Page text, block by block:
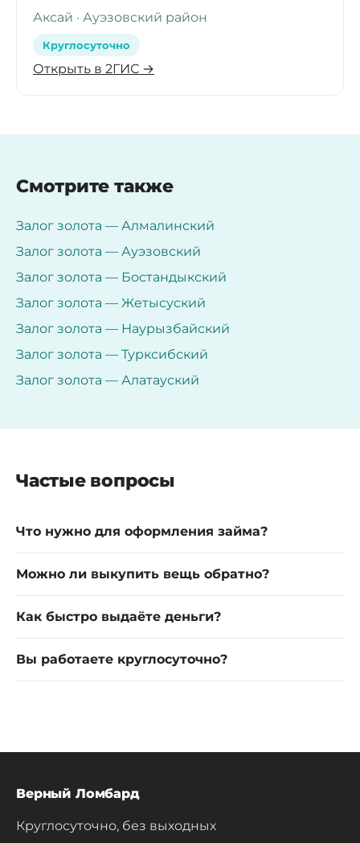
Аксай · Ауэзовский район
Круглосуточно
Открыть в 2ГИС →
Смотрите также
Залог золота — Алмалинский
Залог золота — Ауэзовский
Залог золота — Бостандыкский
Залог золота — Жетысуский
Залог золота — Наурызбайский
Залог золота — Турксибский
Залог золота — Алатауский
Частые вопросы
Что нужно для оформления займа?
Можно ли выкупить вещь обратно?
Как быстро выдаёте деньги?
Вы работаете круглосуточно?
Верный Ломбард
Круглосуточно, без выходных